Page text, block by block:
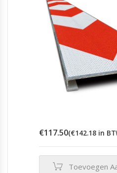
€117.50(€142.18 in
Toevoegen